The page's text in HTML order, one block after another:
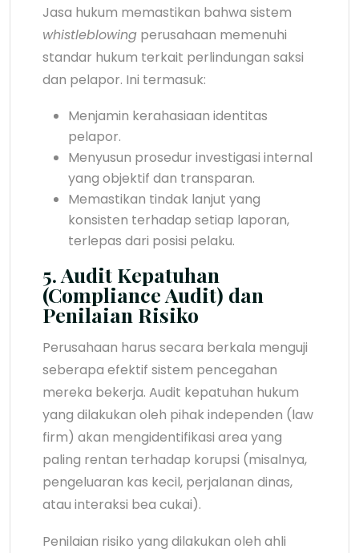
Jasa hukum memastikan bahwa sistem
whistleblowing perusahaan memenuhi
standar hukum terkait perlindungan saksi
dan pelapor. Ini termasuk:
Menjamin kerahasiaan identitas
pelapor.
Menyusun prosedur investigasi internal
yang objektif dan transparan.
Memastikan tindak lanjut yang
konsisten terhadap setiap laporan,
terlepas dari posisi pelaku.
5. Audit Kepatuhan
(Compliance Audit) dan
Penilaian Risiko
Perusahaan harus secara berkala menguji
seberapa efektif sistem pencegahan
mereka bekerja. Audit kepatuhan hukum
yang dilakukan oleh pihak independen (law
firm) akan mengidentifikasi area yang
paling rentan terhadap korupsi (misalnya,
pengeluaran kas kecil, perjalanan dinas,
atau interaksi bea cukai).
Penilaian risiko yang dilakukan oleh ahli